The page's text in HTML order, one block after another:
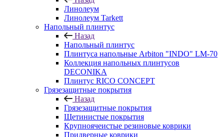
Линолеум
Линолеум Tarkett
Напольный плинтус
Назад
Напольный плинтус
Плинтуса напольные Arbiton "INDO" LM-70
Коллекция напольных плинтусов
DECONIKA
Плинтус RICO CONCEPT
Грязезащитные покрытия
Назад
Грязезащитные покрытия
Щетинистые покрытия
Крупноячеистые резиновые коврики
Придверные коврики